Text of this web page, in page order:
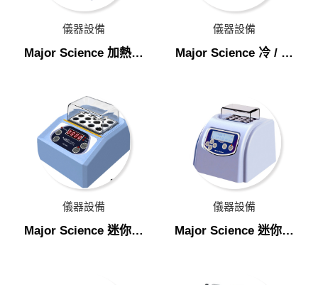
乾浴槽 & 水浴槽
Major Science 攪拌水浴槽
Major Science 加熱型乾浴器
Major Science 冷 / 熱型乾浴器
Major Science 迷你加熱型乾浴器
Major Science 迷你低溫 & 加溫乾浴器
YIHDER 數位式往復式振盪水槽
儀器設備
Major Science 加熱型
儀器設備
Major Science 冷 / 熱
儀器設備
Major Science 迷你加
儀器設備
Major Science 迷你低